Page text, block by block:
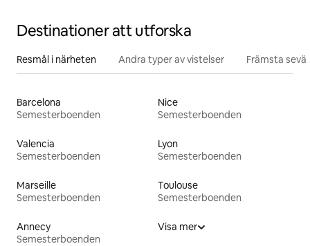
Destinationer att utforska
Resmål i närheten Andra typer av vistelser Främsta
Barcelona
Semesterboenden
Nice
Semesterboenden
Valencia
Semesterboenden
Lyon
Semesterboenden
Marseille
Semesterboenden
Toulouse
Semesterboenden
Annecy
Semesterboenden
Visa mer